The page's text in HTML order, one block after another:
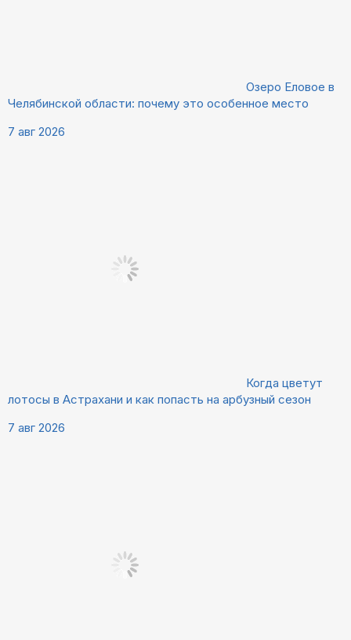
Озеро Еловое в
Челябинской области: почему это особенное место
7 авг 2026
Когда цветут
лотосы в Астрахани и как попасть на арбузный сезон
7 авг 2026